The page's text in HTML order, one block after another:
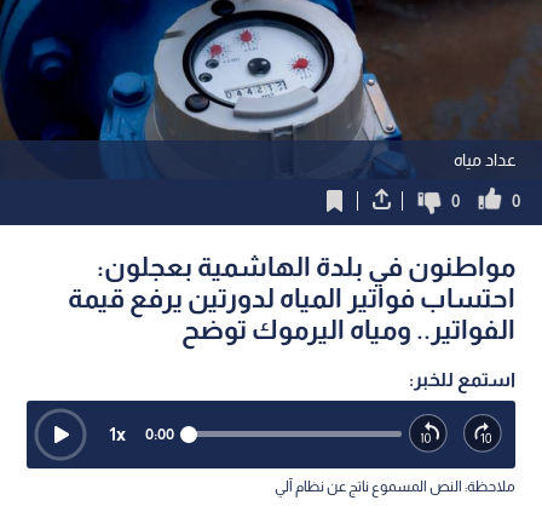
عداد مياه
0
0
مواطنون في بلدة الهاشمية بعجلون:
احتساب فواتير المياه لدورتين يرفع قيمة
الفواتير.. ومياه اليرموك توضح
استمع للخبر:
0:00
1x
ملاحظة: النص المسموع ناتج عن نظام آلي